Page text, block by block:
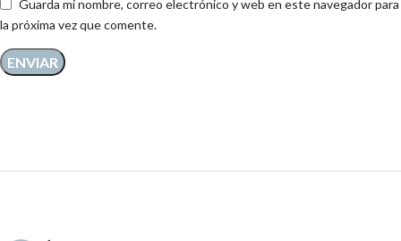
Guarda mi nombre, correo electrónico y web en este navegador para
la próxima vez que comente.